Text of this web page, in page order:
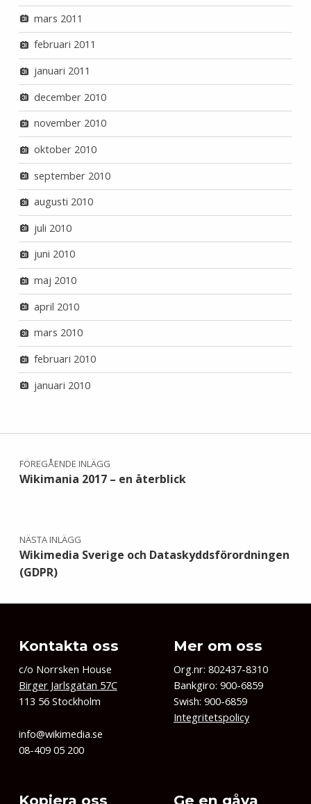
mars 2011
februari 2011
januari 2011
december 2010
november 2010
oktober 2010
september 2010
augusti 2010
juli 2010
juni 2010
maj 2010
april 2010
mars 2010
februari 2010
januari 2010
Inläggsnavigering
FÖREGÅENDE INLÄGG
Wikimania 2017 – en återblick
NÄSTA INLÄGG
Wikimedia Sverige och Dataskyddsförordningen
(GDPR)
Kontakta oss
c/o Norrsken House
Birger Jarlsgatan 57C
113 56 Stockholm
info@wikimedia.se
08-409 05 200
Mer om oss
Org.nr: 802437-8310
Bankgiro: 900-6859
Swish: 900-6859
Integritetspolicy
Kopiera oss Ge en gåva